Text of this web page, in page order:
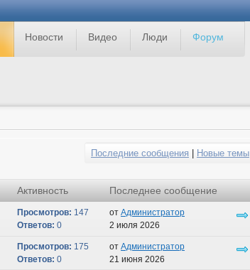
Новости Видео Люди Форум
Последние сообщения Новые темы
Активность Последнее сообщение
Просмотров: 147
Ответов: 0
от Администратор
2 июля 2026
Просмотров: 175
Ответов: 0
от Администратор
21 июня 2026